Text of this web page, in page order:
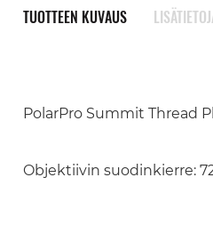
TUOTTEEN KUVAUS
PolarPro Summit Thread
Objektiivin suodinkierre: